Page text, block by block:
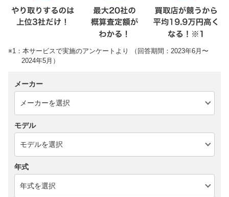
※1：本サービスで実施のアンケートより （回答期間：2023年6月〜
2024年5月）
メーカー
モデル
年式